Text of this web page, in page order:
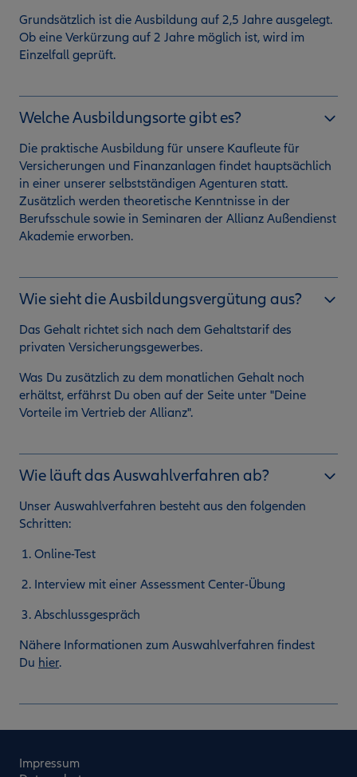
Grundsätzlich ist die Ausbildung auf 2,5 Jahre ausgelegt.
Ob eine Verkürzung auf 2 Jahre möglich ist, wird im
Einzelfall geprüft.
Welche Ausbildungsorte gibt es?
Die praktische Ausbildung für unsere Kaufleute für
Versicherungen und Finanzanlagen findet hauptsächlich
in einer unserer selbstständigen Agenturen statt.
Zusätzlich werden theoretische Kenntnisse in der
Berufsschule sowie in Seminaren der Allianz Außendienst
Akademie erworben.
Wie sieht die Ausbildungsvergütung aus?
Das Gehalt richtet sich nach dem Gehaltstarif des
privaten Versicherungsgewerbes.
Was Du zusätzlich zu dem monatlichen Gehalt noch
erhältst, erfährst Du oben auf der Seite unter "Deine
Vorteile im Vertrieb der Allianz".
Wie läuft das Auswahlverfahren ab?
Unser Auswahlverfahren besteht aus den folgenden
Schritten:
Online-Test
Interview mit einer Assessment Center-Übung
Abschlussgespräch
Nähere Informationen zum Auswahlverfahren findest
Du hier.
Impressum